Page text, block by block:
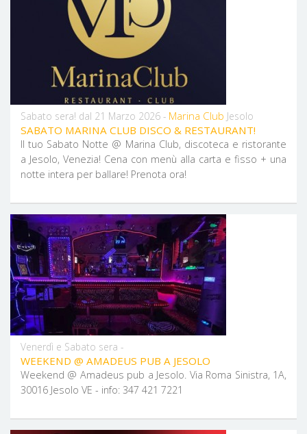
Sabato sera! dal 21 Marzo 2026 - Marina Club Jesolo
SABATO MARINA CLUB DISCO & RESTAURANT!
Il tuo Sabato Notte @ Marina Club, discoteca e ristorante
a Jesolo, Venezia! Cena con menù alla carta e fisso + una
notte intera per ballare! Prenota ora!
Venerdì e Sabato sera -
WEEKEND @ AMADEUS PUB A JESOLO
Weekend @ Amadeus pub a Jesolo. Via Roma Sinistra, 1A,
30016 Jesolo VE - info: 347 421 7221